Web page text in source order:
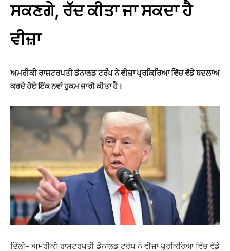
ਸਕਣਗੇ, ਰੱਦ ਕੀਤਾ ਜਾ ਸਕਦਾ ਹੈ
ਵੀਜ਼ਾ
ਅਮਰੀਕੀ ਰਾਸ਼ਟਰਪਤੀ ਡੋਨਾਲਡ ਟਰੰਪ ਨੇ ਵੀਜ਼ਾ ਪ੍ਰਕਿਰਿਆ ਵਿੱਚ ਵੱਡੇ ਬਦਲਾਅ
ਕਰਦੇ ਹੋਏ ਇੱਕ ਨਵਾਂ ਹੁਕਮ ਜਾਰੀ ਕੀਤਾ ਹੈ।
ਦਿੱਲੀ- ਅਮਰੀਕੀ ਰਾਸ਼ਟਰਪਤੀ ਡੋਨਾਲਡ ਟਰੰਪ ਨੇ ਵੀਜ਼ਾ ਪ੍ਰਕਿਰਿਆ ਵਿੱਚ ਵੱਡੇ